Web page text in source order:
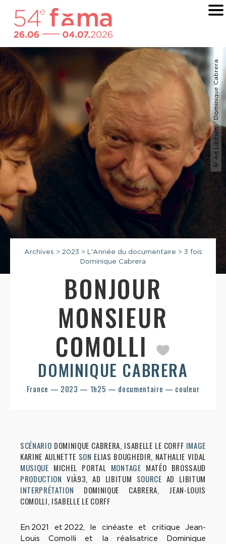
© Ad Libitum / Dominique Cabrera
Archives > 2023 > L'Année du documentaire > 3 fois
Dominique Cabrera
BONJOUR
MONSIEUR
COMOLLI
DOMINIQUE CABRERA
France — 2023 — 1h25 — documentaire — couleur
SCÉNARIO DOMINIQUE CABRERA, ISABELLE LE CORFF IMAGE
KARINE AULNETTE SON ELIAS BOUGHEDIR, NATHALIE VIDAL
MUSIQUE MICHEL PORTAL MONTAGE MATÉO BROSSAUD
PRODUCTION VIÀ93, AD LIBITUM SOURCE AD LIBITUM
INTERPRÉTATION
DOMINIQUE CABRERA, JEAN-LOUIS
COMOLLI, ISABELLE LE CORFF
En 2021 et 2022, le cinéaste et critique Jean-
Louis Comolli et la réalisatrice Dominique